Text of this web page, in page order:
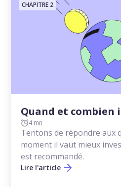
CHAPITRE 2
Quand et combien
4 mn
Tentons de répondre aux
moment il vaut mieux
est recommandé.
Lire l'article